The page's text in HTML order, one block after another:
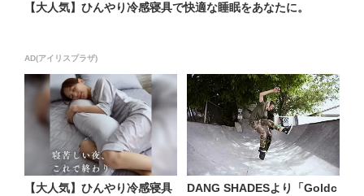
【大人気】ひんやり冷感寝具で快適な睡眠をあなたに。
AD(アイリスプラザ)
【大人気】ひんやり冷感寝具
DANG SHADESより「Goldc